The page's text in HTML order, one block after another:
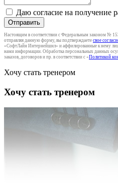
Даю согласие на получение
Отправить
Настоящим в соответствии с Федеральным законом №
отправляя данную форму, вы подтверждаете свое
«СофтЛайн Интернейшнл» и аффилированные к нему
нами информации. Обработка персональных данных
заказов, договоров и пр. в соответствии с «Политикой
Хочу стать тренером
Хочу стать тренером